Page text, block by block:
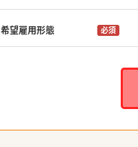
希望雇用形態 必須